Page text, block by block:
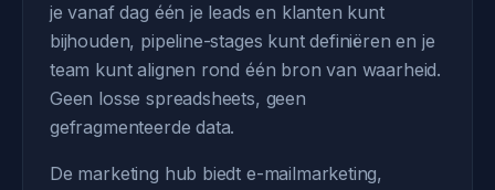
je vanaf dag één je leads en klanten kunt
bijhouden, pipeline-stages kunt definiëren en je
team kunt alignen rond één bron van waarheid.
Geen losse spreadsheets, geen
gefragmenteerde data.
De marketing hub biedt e-mailmarketing,